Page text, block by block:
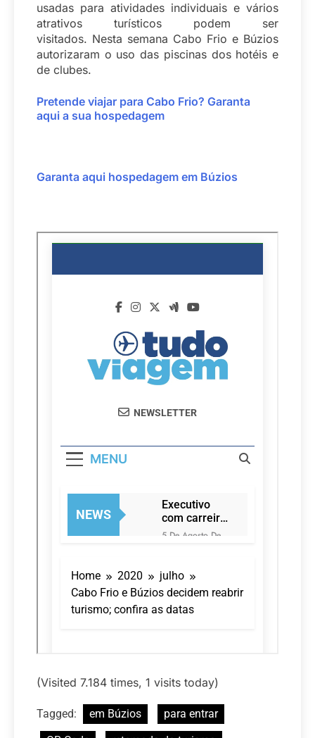
usadas para atividades individuais e vários
atrativos turísticos podem ser
visitados. Nesta semana Cabo Frio e Búzios
autorizaram o uso das piscinas dos hotéis e
de clubes.
Pretende viajar para Cabo Frio? Garanta
aqui a sua hospedagem
Garanta aqui hospedagem em Búzios
(Visited 7.184 times, 1 visits today)
Tagged: em Búzios
para entrar